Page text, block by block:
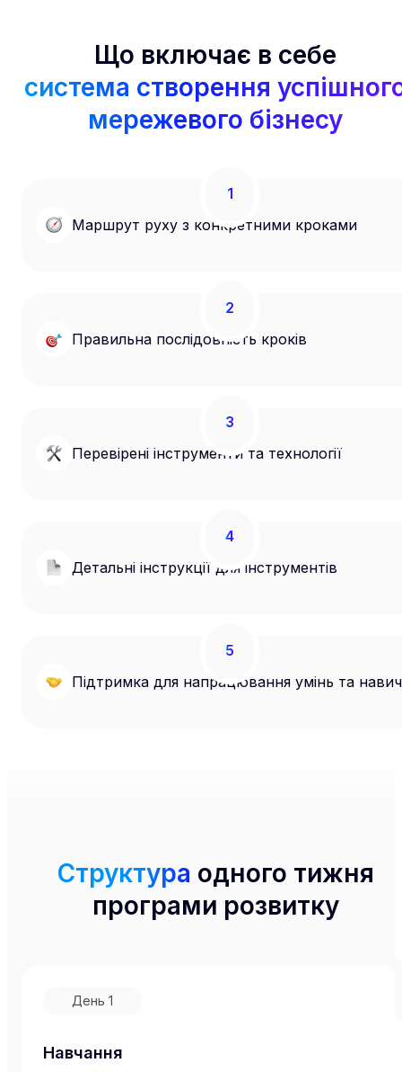
Що включає в себе
система створення
мережевого бізнесу
1
Маршрут руху з конкретними кроками
2
Правильна послідовність кроків
3
Перевірені інструменти та технології
4
Детальні інструкції для інструментів
5
Підтримка для напрацювання умінь та
Структура одного тижня
програми розвитку
День 1
Навчання